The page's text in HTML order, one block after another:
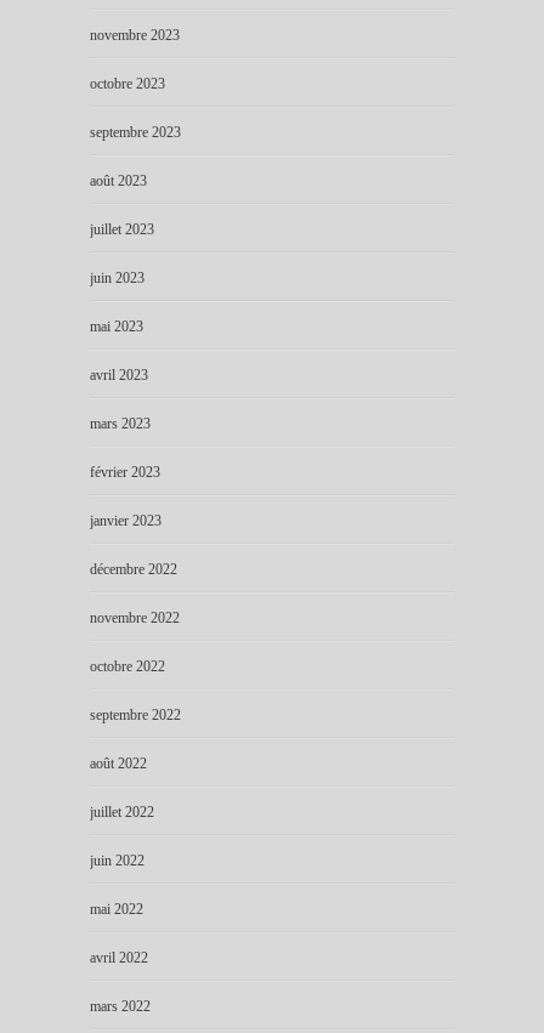
novembre 2023
octobre 2023
septembre 2023
août 2023
juillet 2023
juin 2023
mai 2023
avril 2023
mars 2023
février 2023
janvier 2023
décembre 2022
novembre 2022
octobre 2022
septembre 2022
août 2022
juillet 2022
juin 2022
mai 2022
avril 2022
mars 2022